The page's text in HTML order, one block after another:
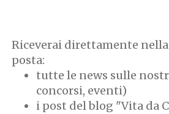
Riceverai direttamente
posta:
tutte le news sulle
concorsi, eventi)
i post del blog "Vita da